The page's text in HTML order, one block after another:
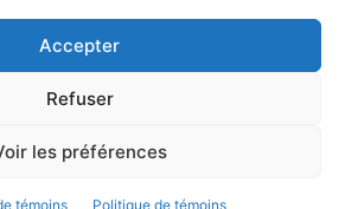
Accepter
Refuser
les préférences
témoins Politique de témoins
Est,